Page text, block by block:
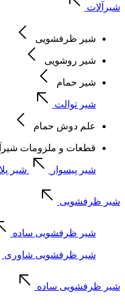
شیرآلات
شیر ظرفشویی
شیر روشویی
شیر حمام
شیر توالت
علم دوش حمام
قطعات و ملزومات
شیر پیسوار شیر
شیر ظرفشویی
شیر ظرفشویی ساده
شیر ظرفشویی شاوری
شیر ظرفشویی ساده